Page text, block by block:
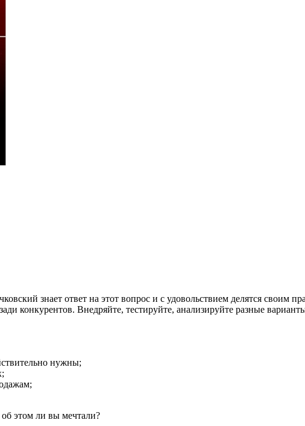
знает ответ на этот вопрос и с удовольствием делятся своим
конкурентов. Внедряйте, тестируйте, анализируйте разные
нужны;
этом ли вы мечтали?